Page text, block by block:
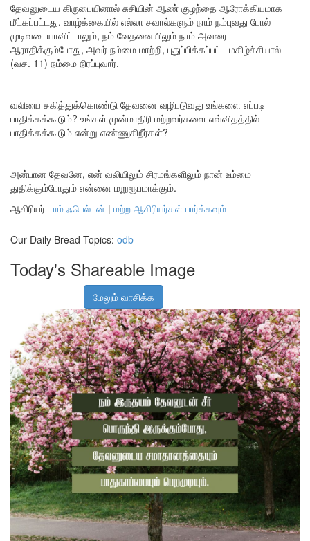
தேவனுடைய கிருபையினால் சுசியின் ஆண் குழந்தை ஆரோக்கியமாக
மீட்கப்பட்டது. வாழ்க்கையில் எல்லா சவால்களும் நாம் நம்புவது போல்
முடிவடையாவிட்டாலும், நம் வேதனையிலும் நாம் அவரை
ஆராதிக்கும்போது, அவர் நம்மை மாற்றி, புதுப்பிக்கப்பட்ட மகிழ்ச்சியால்
(வச. 11) நம்மை நிரப்புவார்.
வலியை சகித்துக்கொண்டு தேவனை வழிபடுவது உங்களை எப்படி
பாதிக்கக்கூடும்? உங்கள் முன்மாதிரி மற்றவர்களை எவ்விதத்தில்
பாதிக்கக்கூடும் என்று எண்ணுகிறீர்கள்?
அன்பான தேவனே, என் வலியிலும் சிரமங்களிலும் நான் உம்மை
துதிக்கும்போதும் என்னை மறுரூபமாக்கும்.
ஆசிரியர் டாம் ஃபெல்டன் | மற்ற ஆசிரியர்கள் பார்க்கவும்
Our Daily Bread Topics: odb
Today's Shareable Image
மேலும் வாசிக்க